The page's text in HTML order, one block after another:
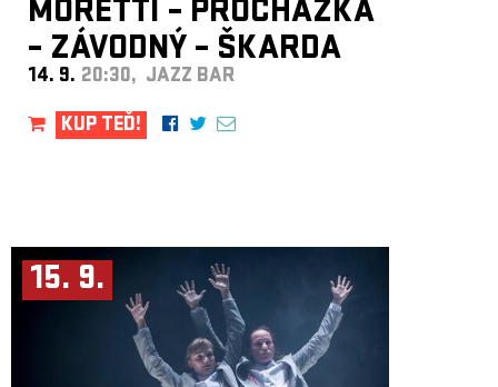
MORETTI – PROCHÁZKA
– ZÁVODNÝ – ŠKARDA
14. 9. 20:30, JAZZ BAR
KUP TEĎ!
15. 9.